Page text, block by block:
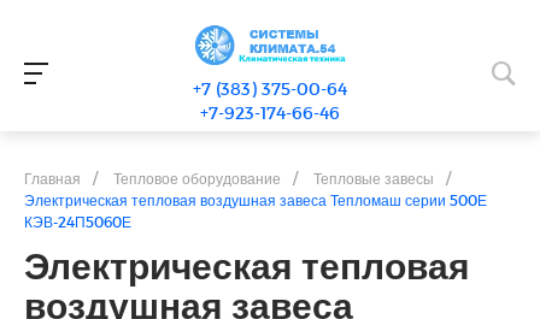
+7 (383) 375-00-64
+7-923-174-66-46
Главная / Тепловое оборудование / Тепловые завесы
/
Электрическая тепловая воздушная завеса Тепломаш серии 500Е
КЭВ-24П5060Е
Электрическая тепловая
воздушная завеса